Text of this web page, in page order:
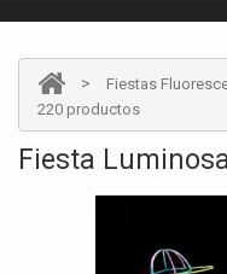
> Fiestas
220 productos
Fiesta